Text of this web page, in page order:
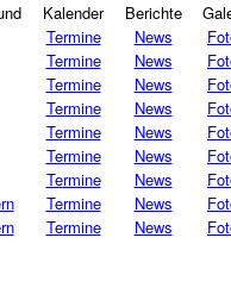
Kalender Berichte
Termine News
Termine News
Termine News
Termine News
Termine News
Termine News
Termine News
Termine News
Termine News